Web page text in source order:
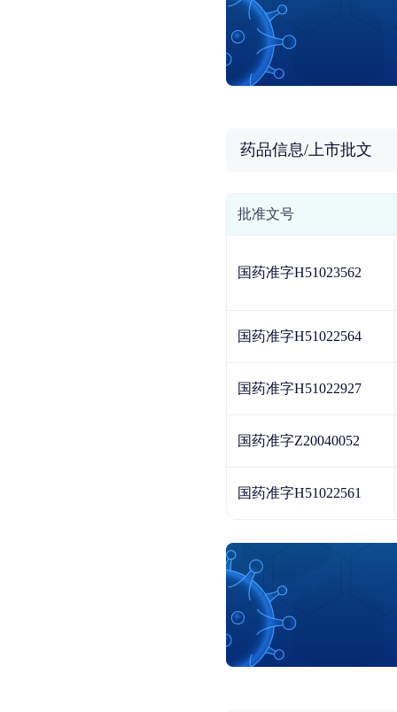
药品信息/上市批文
批准文号
国药准字H51023562
国药准字H51022564
国药准字H51022927
国药准字Z20040052
国药准字H51022561